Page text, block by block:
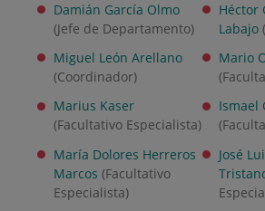
Damián García Olmo
(Jefe de Departamento)
Héctor
Labajo
Miguel León Arellano
(Coordinador)
Mario
Marius Kaser
(Facultativo Especialista)
Ismael
María Dolores Herreros
Marcos (Facultativo
Especialista)
José